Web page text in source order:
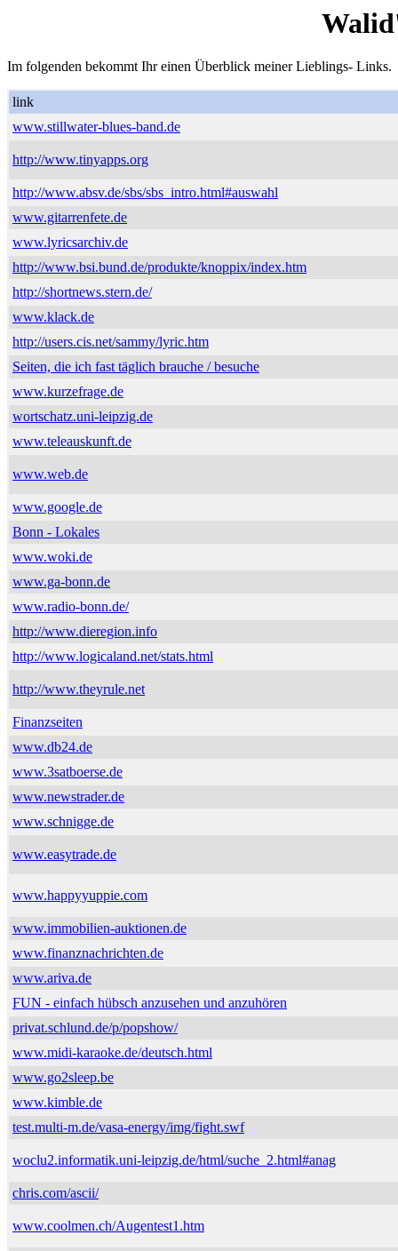
Im folgenden bekommt Ihr einen Überblick meiner Lieblings- Links.
link
www.stillwater-blues-band.de
http://www.tinyapps.org
http://www.absv.de/sbs/sbs_intro.html#auswahl
www.gitarrenfete.de
www.lyricsarchiv.de
http://www.bsi.bund.de/produkte/knoppix/index.htm
http://shortnews.stern.de/
www.klack.de
http://users.cis.net/sammy/lyric.htm
Seiten, die ich fast täglich brauche / besuche
www.kurzefrage.de
wortschatz.uni-leipzig.de
www.teleauskunft.de
www.web.de
www.google.de
Bonn - Lokales
www.woki.de
www.ga-bonn.de
www.radio-bonn.de/
http://www.dieregion.info
http://www.logicaland.net/stats.html
http://www.theyrule.net
Finanzseiten
www.db24.de
www.3satboerse.de
www.newstrader.de
www.schnigge.de
www.easytrade.de
www.happyyuppie.com
www.immobilien-auktionen.de
www.finanznachrichten.de
www.ariva.de
FUN - einfach hübsch anzusehen und anzuhören
privat.schlund.de/p/popshow/
www.midi-karaoke.de/deutsch.html
www.go2sleep.be
www.kimble.de
test.multi-m.de/vasa-energy/img/fight.swf
woclu2.informatik.uni-leipzig.de/html/suche_2.html#anag
chris.com/ascii/
www.coolmen.ch/Augentest1.htm